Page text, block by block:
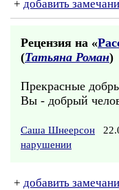
+ добавить
Рецензия на «
(Татьяна Роман)
Прекрасные
Вы - добрый
Саша Шнеерсон
нарушении
+ добавить